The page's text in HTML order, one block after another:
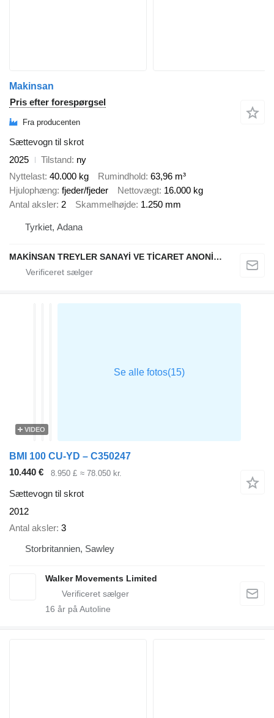
Makinsan
Pris efter forespørgsel
Fra producenten
Sættevogn til skrot
2025
Tilstand
ny
Nyttelast 40.000 kg Rumindhold 63,96 m³
Hjulophæng fjeder/fjeder Nettovægt 16.000 kg
Antal aksler 2 Skammelhøjde 1.250 mm
Tyrkiet, Adana
MAKİNSAN TREYLER SANAYİ VE TİCARET ANONİM ŞİRKETİ
VIDEO
BMI 100 CU-YD – C350247
10.440 €
8.950 £ ≈ 78.050 kr.
Sættevogn til skrot
2012
Antal aksler 3
Storbritannien, Sawley
Walker Movements Limited
16 år på Autoline